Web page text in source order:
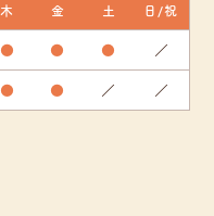
木 金 土 日/祝
● ● ● ／
● ● ／ ／